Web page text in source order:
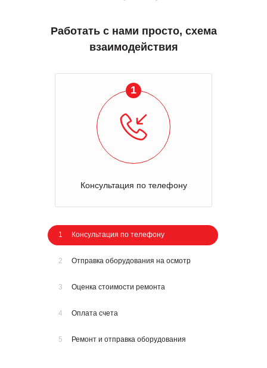
Работать с нами просто, схема
взаимодействия
1
Консультация по телефону
1 Консультация по телефону
2 Отправка оборудования на осмотр
3 Оценка стоимости ремонта
4 Оплата счета
5 Ремонт и отправка оборудования